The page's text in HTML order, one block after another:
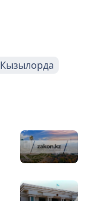
Кызылорда